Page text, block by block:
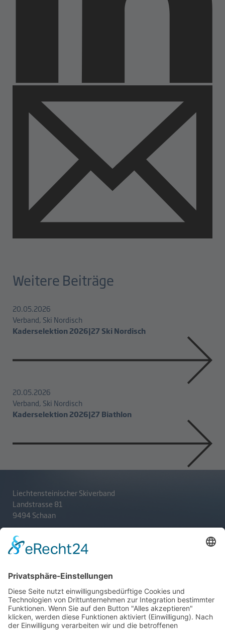
Weitere Beiträge
20.05.2026
Verband, Ski Nordisch
Kaderselektion 2026|27 Ski Nordisch
20.05.2026
Verband, Ski Nordisch
Kaderselektion 2026|27 Biathlon
Liechtensteinischer Skiverband
Landstrasse 81
9494 Schaan
T+423 233 36 30
admin@lsv.li
Ski Alpin
Ski Nordisch
Winter-Highlights
Aktuelles
Selektionsrichtlinien
Kontakt